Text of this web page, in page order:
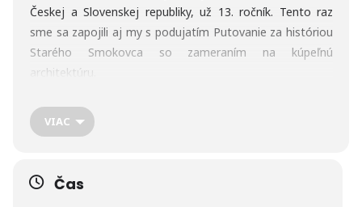
Českej a Slovenskej republiky, už 13. ročník. Tento raz
sme sa zapojili aj my s podujatím Putovanie za históriou
Starého Smokovca so zameraním na kúpeľnú
architektúru.
Viac informácií nájdete
nahttps://www.denarchitektury.cz/program/vysoke-tatry-
Najvýznamnejšie pamiatky a miesta, kúpeľná architektúra,
VIAC
Čas